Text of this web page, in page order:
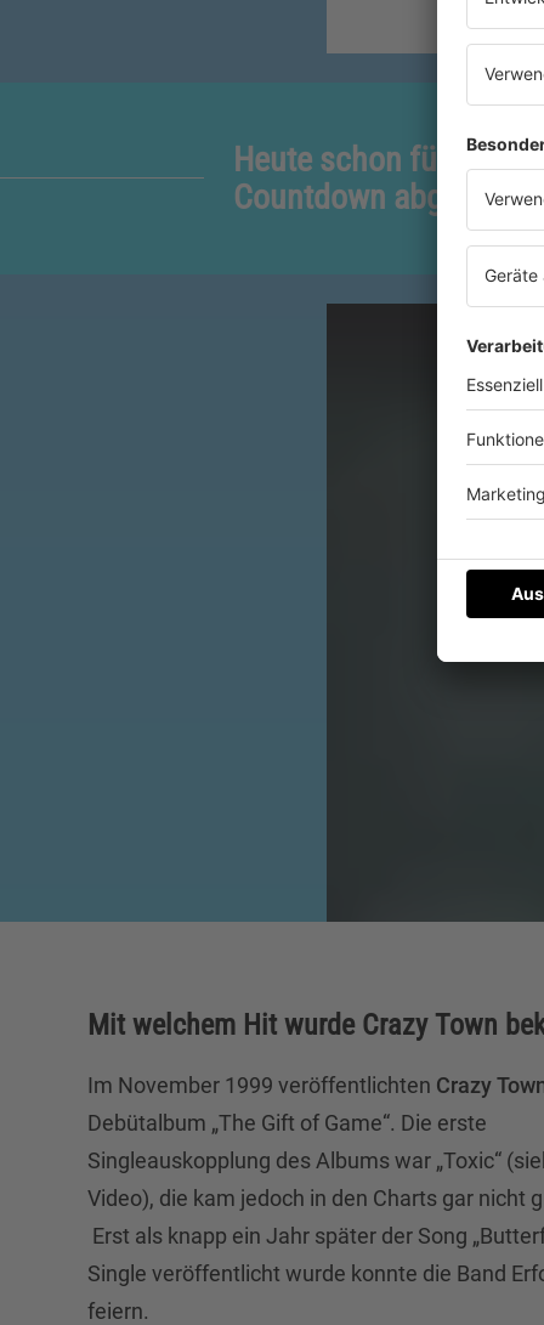
Heute schon für den
Countdown
Mit welchem Hit wurde Crazy Town
Im November 1999 veröffentlichten Crazy
Debütalbum „The Gift of Game“. Die erste
Singleauskopplung des Albums war „Toxic“
Video), die kam jedoch in den Charts gar nicht
Erst als knapp ein Jahr später der Song
Single veröffentlicht wurde konnte die Band
feiern.